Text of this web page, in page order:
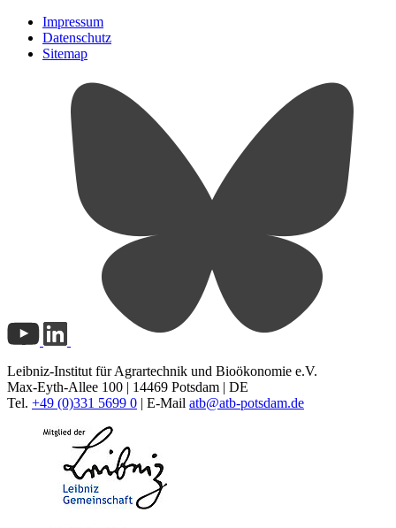
Impressum
Datenschutz
Sitemap
Leibniz-Institut für Agrartechnik und Bioökonomie e.V.
Max-Eyth-Allee 100 | 14469 Potsdam | DE
Tel. +49 (0)331 5699 0 | E-Mail atb@atb-potsdam.de